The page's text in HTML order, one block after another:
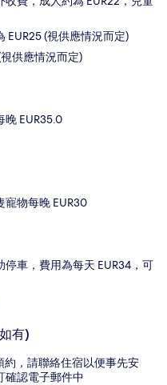
EUR25 (視供應情況而定)
供應情況而定)
晚 EUR35.0
寵物每晚 EUR30
車，費用為每天 EUR34，可
有)
約，請聯絡住宿以便事先安
確認電子郵件中